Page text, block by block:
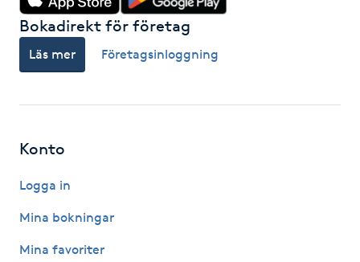
Gruppträning
H
Hatha Yoga
Headspa
Bokadirekt för företag
Läs mer Företagsinloggning
Konto
Logga in
Mina bokningar
Mina favoriter